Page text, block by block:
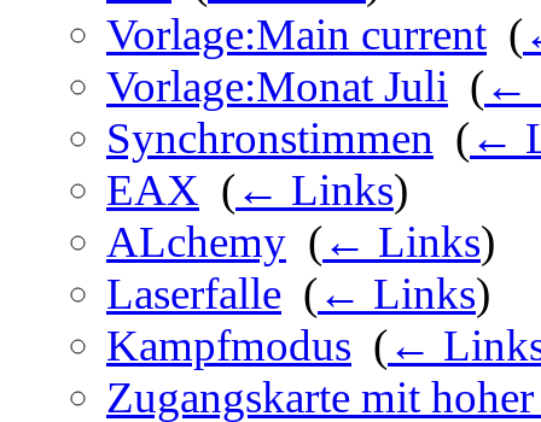
Vorlage:Main current (
Vorlage:Monat Juli (←
Synchronstimmen (←
EAX (← Links)
ALchemy (← Links)
Laserfalle (← Links)
Kampfmodus (←
Zugangskarte mit